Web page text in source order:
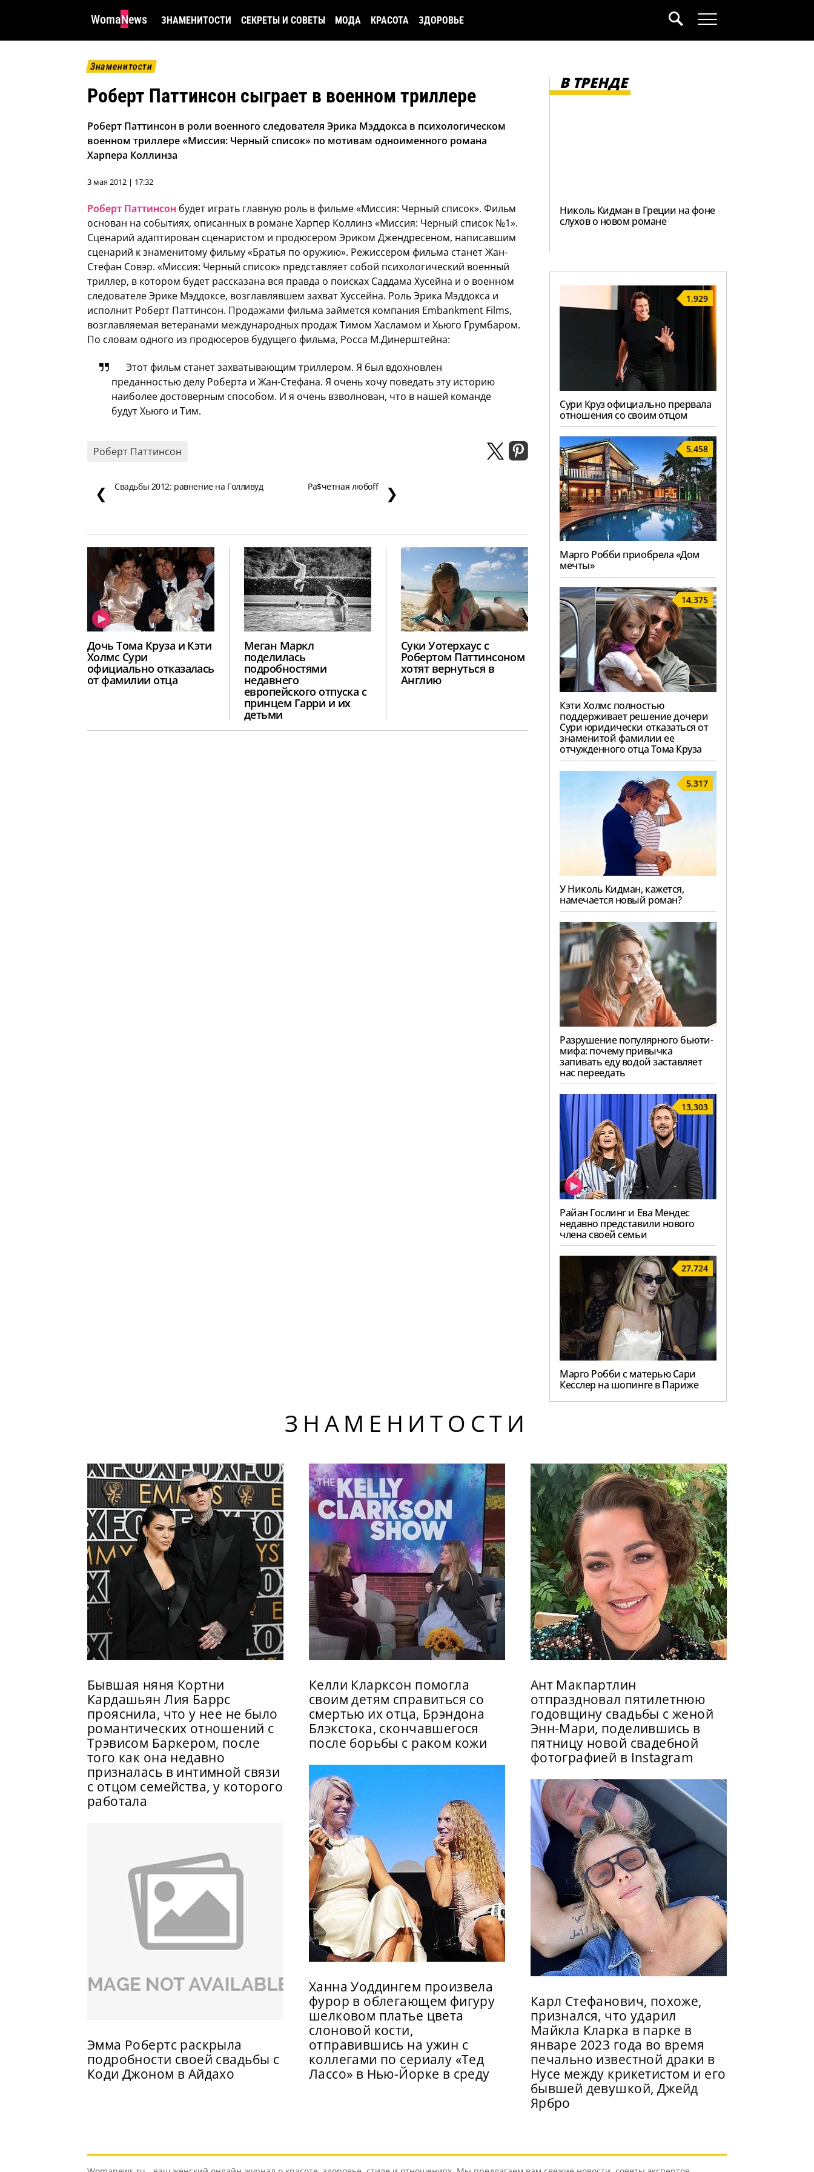
WomaNews ЗНАМЕНИТОСТИ СЕКРЕТЫ И СОВЕТЫ МОДА КРАСОТА ЗДОРОВЬЕ
Знаменитости
Роберт Паттинсон сыграет в военном триллере
Роберт Паттинсон в роли военного следователя Эрика Мэддокса в психологическом
военном триллере «Миссия: Черный список» по мотивам одноименного романа
Харпера Коллинза
3 мая 2012 | 17:32
Роберт Паттинсон будет играть главную роль в фильме «Миссия: Черный список». Фильм
основан на событиях, описанных в романе Харпер Коллинз «Миссия: Черный список №1».
Сценарий адаптирован сценаристом и продюсером Эриком Джендресеном, написавшим
сценарий к знаменитому фильму «Братья по оружию». Режиссером фильма станет Жан-
Стефан Совэр. «Миссия: Черный список» представляет собой психологический военный
триллер, в котором будет рассказана вся правда о поисках Саддама Хусейна и о военном
следователе Эрике Мэддоксе, возглавлявшем захват Хуссейна. Роль Эрика Мэддокса и
исполнит Роберт Паттинсон. Продажами фильма займется компания Embankment Films,
возглавляемая ветеранами международных продаж Тимом Хасламом и Хьюго Грумбаром.
По словам одного из продюсеров будущего фильма, Росса М.Динерштейна:
Этот фильм станет захватывающим триллером. Я был вдохновлен
преданностью делу Роберта и Жан-Стефана. Я очень хочу поведать эту историю
наиболее достоверным способом. И я очень взволнован, что в нашей команде
будут Хьюго и Тим.
Роберт Паттинсон
❮ Свадьбы 2012: равнение на Голливуд Ра$четная любoff ❯
Дочь Тома Круза и Кэти
Холмс Сури
официально отказалась
от фамилии отца
Меган Маркл
поделилась
подробностями
недавнего
европейского отпуска с
принцем Гарри и их
детьми
Суки Уотерхаус с
Робертом Паттинсоном
хотят вернуться в
Англию
В ТРЕНДЕ
Николь Кидман в Греции на фоне
слухов о новом романе
1,929
Сури Круз официально прервала
отношения со своим отцом
5,458
Марго Робби приобрела «Дом
мечты»
14,375
Кэти Холмс полностью
поддерживает решение дочери
Сури юридически отказаться от
знаменитой фамилии ее
отчужденного отца Тома Круза
5,317
У Николь Кидман, кажется,
намечается новый роман?
Разрушение популярного бьюти-
мифа: почему привычка
запивать еду водой заставляет
нас переедать
13,303
Райан Гослинг и Ева Мендес
недавно представили нового
члена своей семьи
27,724
Марго Робби с матерью Сари
Кесслер на шопинге в Париже
ЗНАМЕНИТОСТИ
Бывшая няня Кортни
Кардашьян Лия Баррс
прояснила, что у нее не было
романтических отношений с
Трэвисом Баркером, после
того как она недавно
призналась в интимной связи
с отцом семейства, у которого
работала
Эмма Робертс раскрыла
подробности своей свадьбы с
Коди Джоном в Айдахо
Келли Кларксон помогла
своим детям справиться со
смертью их отца, Брэндона
Блэкстока, скончавшегося
после борьбы с раком кожи
Ханна Уоддингем произвела
фурор в облегающем фигуру
шелковом платье цвета
слоновой кости,
отправившись на ужин с
коллегами по сериалу «Тед
Лассо» в Нью-Йорке в среду
Ант Макпартлин
отпраздновал пятилетнюю
годовщину свадьбы с женой
Энн-Мари, поделившись в
пятницу новой свадебной
фотографией в Instagram
Карл Стефанович, похоже,
признался, что ударил
Майкла Кларка в парке в
январе 2023 года во время
печально известной драки в
Нусе между крикетистом и его
бывшей девушкой, Джейд
Ярбро